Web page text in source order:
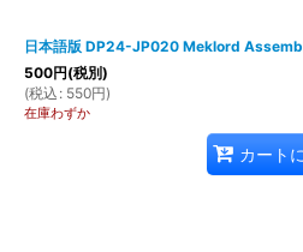
日本語版 DP24-JP020 Meklord
500円(税別)
(税込 : 550円)
在庫わずか
カート